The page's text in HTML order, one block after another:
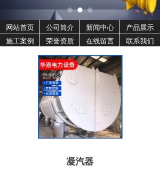
网站首页 公司简介 新闻中心
产品展示
施工案例
荣誉资质 在线留言 联系我们
凝汽器